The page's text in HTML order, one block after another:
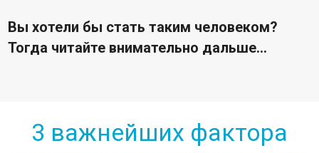
Вы хотели бы стать таким человеком?
Тогда читайте внимательно дальше…
3 важнейших фактора